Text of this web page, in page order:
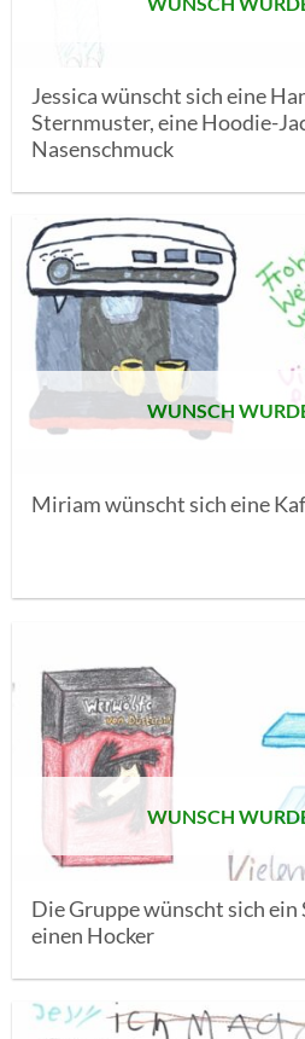
Jessica wünscht sich eine
Sternmuster, eine Hoodie-
Nasenschmuck
WUNSCH
Miriam wünscht sich eine
WUNSCH
Die Gruppe wünscht sich ein
einen Hocker